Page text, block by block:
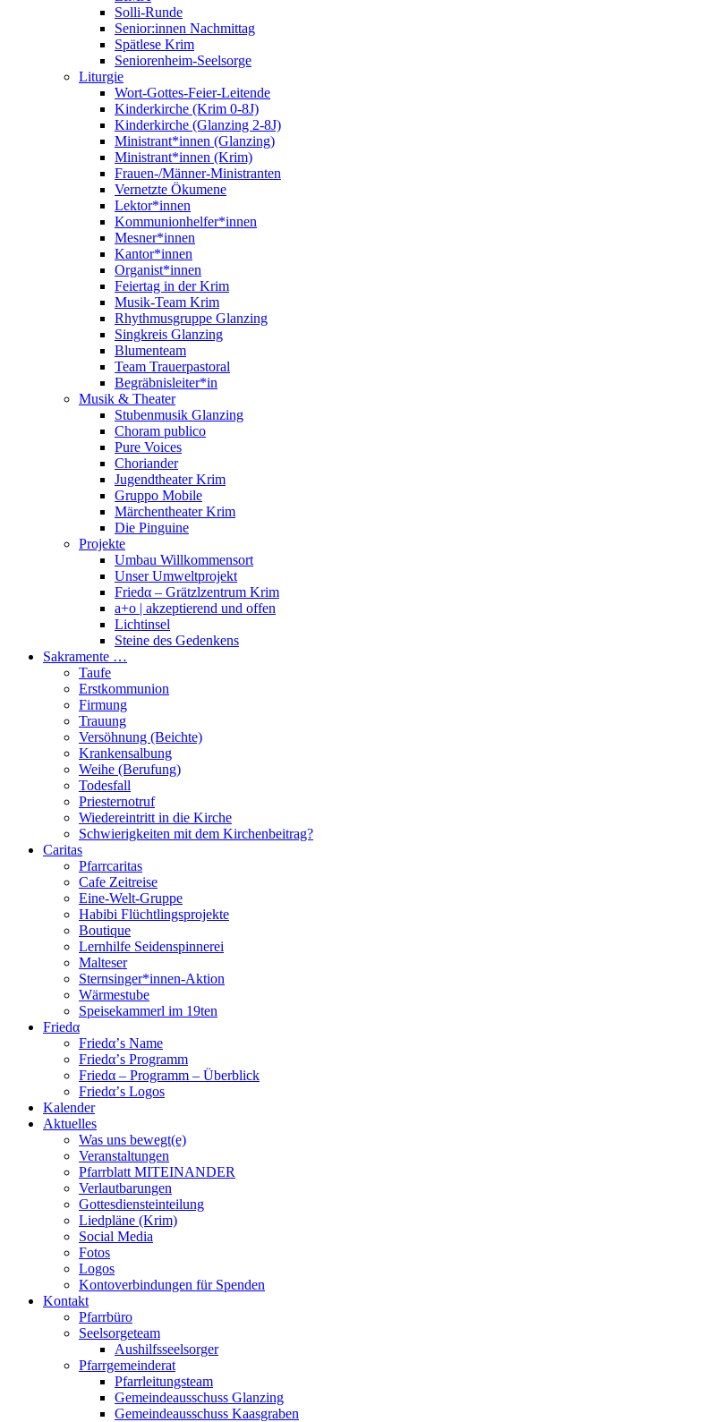
Solli-Runde
Senior:innen Nachmittag
Spätlese Krim
Seniorenheim-Seelsorge
Liturgie
Wort-Gottes-Feier-Leitende
Kinderkirche (Krim 0-8J)
Kinderkirche (Glanzing 2-8J)
Ministrant*innen (Glanzing)
Ministrant*innen (Krim)
Frauen-/Männer-Ministranten
Vernetzte Ökumene
Lektor*innen
Kommunionhelfer*innen
Mesner*innen
Kantor*innen
Organist*innen
Feiertag in der Krim
Musik-Team Krim
Rhythmusgruppe Glanzing
Singkreis Glanzing
Blumenteam
Team Trauerpastoral
Begräbnisleiter*in
Musik & Theater
Stubenmusik Glanzing
Choram publico
Pure Voices
Choriander
Jugendtheater Krim
Gruppo Mobile
Märchentheater Krim
Die Pinguine
Projekte
Umbau Willkommensort
Unser Umweltprojekt
Friedα – Grätzlzentrum Krim
a+o | akzeptierend und offen
Lichtinsel
Steine des Gedenkens
Sakramente …
Taufe
Erstkommunion
Firmung
Trauung
Versöhnung (Beichte)
Krankensalbung
Weihe (Berufung)
Todesfall
Priesternotruf
Wiedereintritt in die Kirche
Schwierigkeiten mit dem Kirchenbeitrag?
Caritas
Pfarrcaritas
Cafe Zeitreise
Eine-Welt-Gruppe
Habibi Flüchtlingsprojekte
Boutique
Lernhilfe Seidenspinnerei
Malteser
Sternsinger*innen-Aktion
Wärmestube
Speisekammerl im 19ten
Friedα
Friedα’s Name
Friedα’s Programm
Friedα – Programm – Überblick
Friedα’s Logos
Kalender
Aktuelles
Was uns bewegt(e)
Veranstaltungen
Pfarrblatt MITEINANDER
Verlautbarungen
Gottesdiensteinteilung
Liedpläne (Krim)
Social Media
Fotos
Logos
Kontoverbindungen für Spenden
Kontakt
Pfarrbüro
Seelsorgeteam
Aushilfsseelsorger
Pfarrgemeinderat
Pfarrleitungsteam
Gemeindeausschuss Glanzing
Gemeindeausschuss Kaasgraben